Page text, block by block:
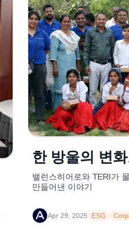
한 방울의 변
밸런스히어로와 TERI가
만들어낸 이야기
Apr 29, 2025 ESG